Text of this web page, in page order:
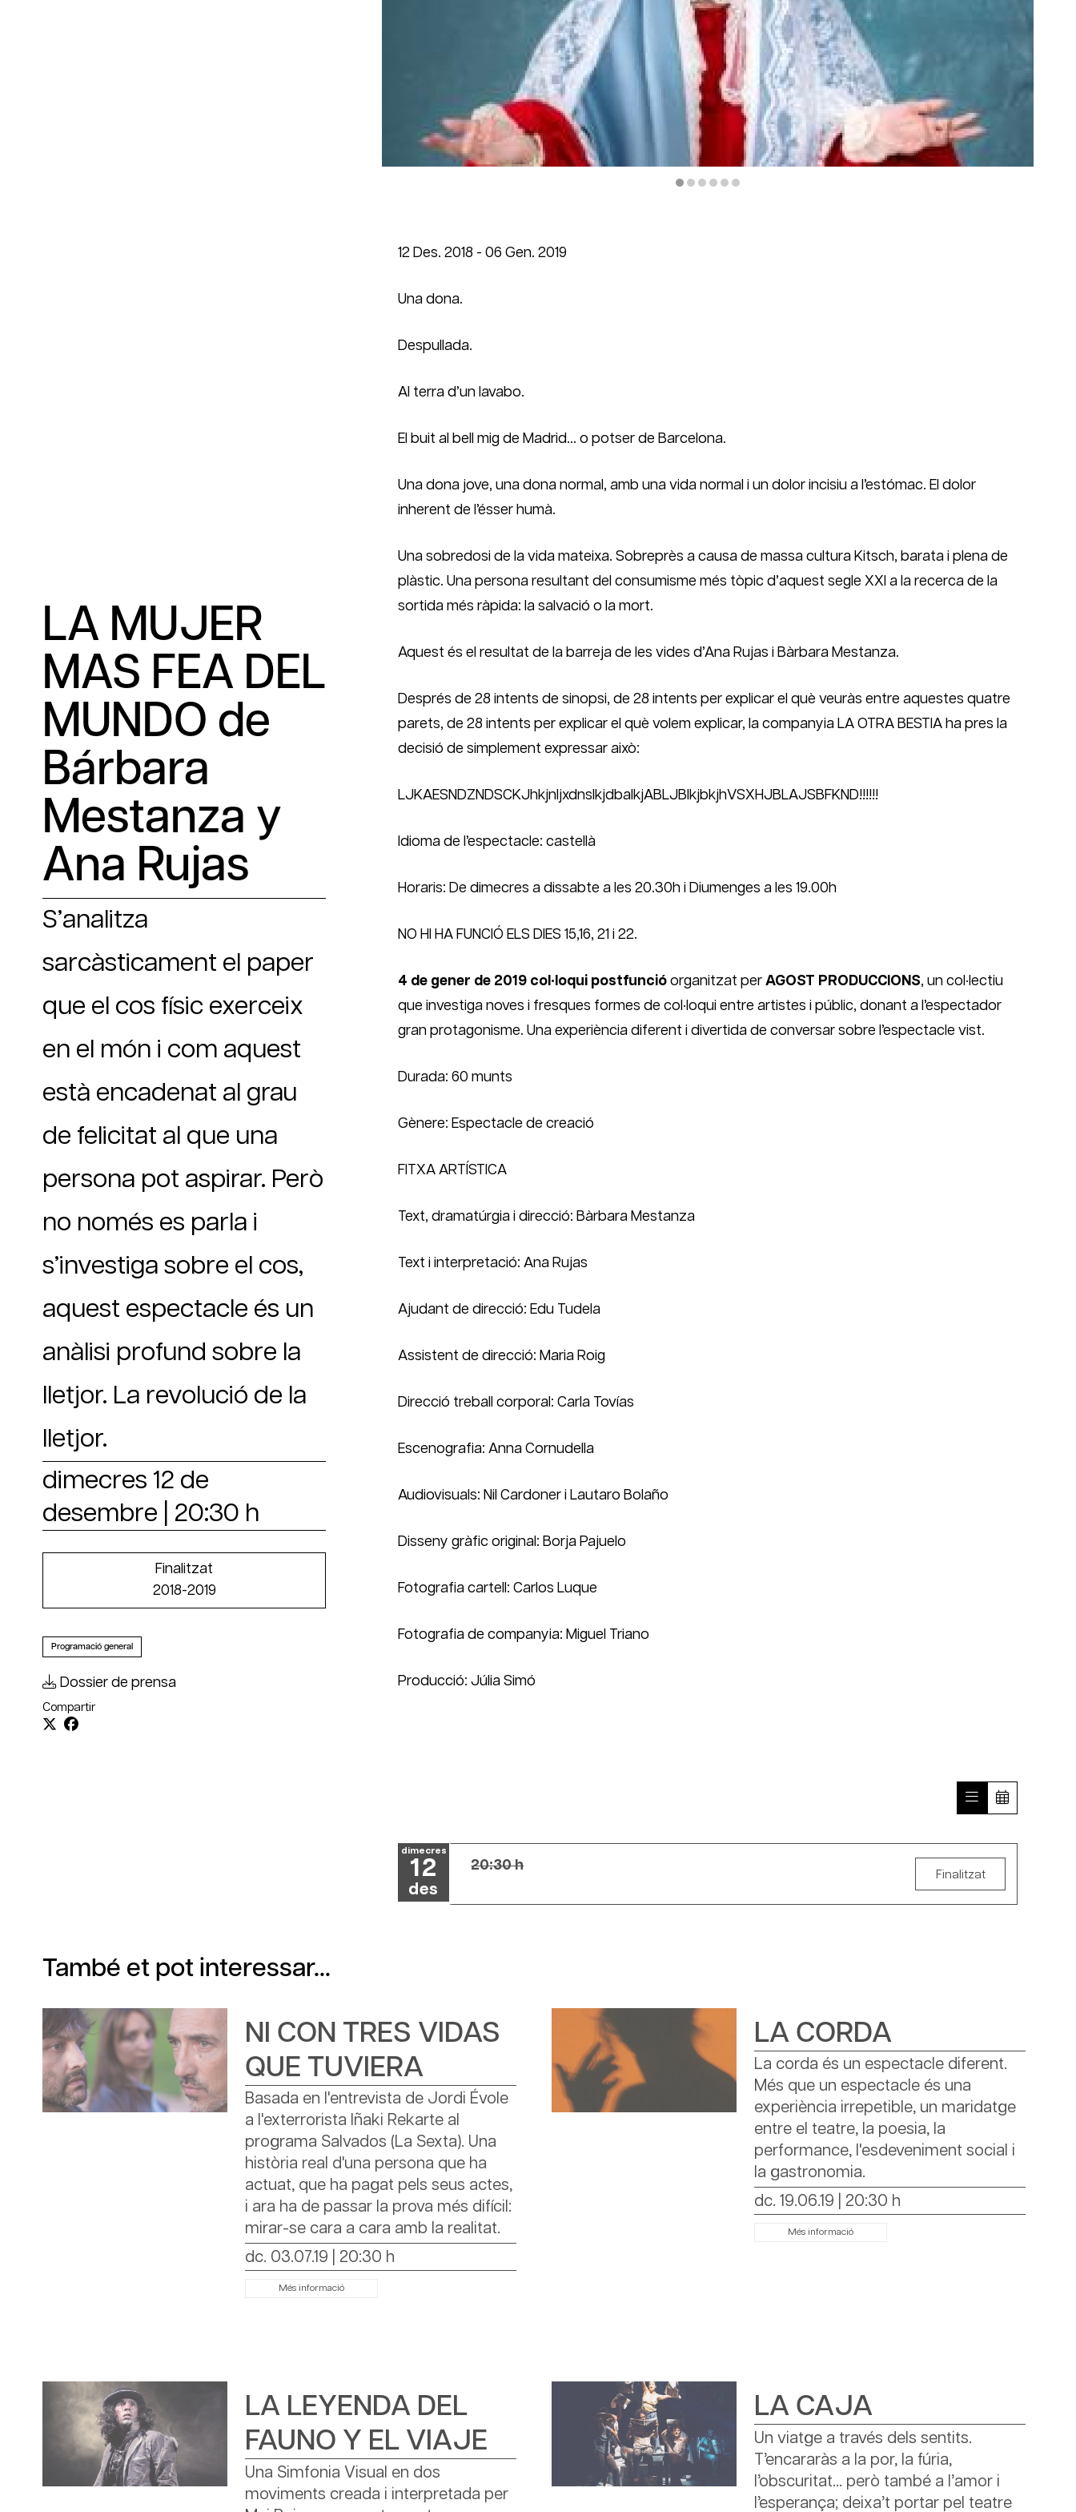
LA MUJER
MAS FEA DEL
MUNDO de
Bárbara
Mestanza y
Ana Rujas
S’analitza
sarcàsticament el paper
que el cos físic exerceix
en el món i com aquest
està encadenat al grau
de felicitat al que una
persona pot aspirar. Però
no només es parla i
s’investiga sobre el cos,
aquest espectacle és un
anàlisi profund sobre la
lletjor. La revolució de la
lletjor.
dimecres 12 de
desembre
20:30 h
Finalitzat
2018-2019
Programació general
Dossier de prensa
Compartir
12 Des. 2018 - 06 Gen. 2019
Una dona.
Despullada.
Al terra d’un lavabo.
El buit al bell mig de Madrid… o potser de Barcelona.
Una dona jove, una dona normal, amb una vida normal i un dolor incisiu a l’estómac. El dolor
inherent de l’ésser humà.
Una sobredosi de la vida mateixa. Sobreprès a causa de massa cultura Kitsch, barata i plena de
plàstic. Una persona resultant del consumisme més tòpic d’aquest segle XXI a la recerca de la
sortida més ràpida: la salvació o la mort.
Aquest és el resultat de la barreja de les vides d’Ana Rujas i Bàrbara Mestanza.
Després de 28 intents de sinopsi, de 28 intents per explicar el què veuràs entre aquestes quatre
parets, de 28 intents per explicar el què volem explicar, la companyia LA OTRA BESTIA ha pres la
decisió de simplement expressar això:
LJKAESNDZNDSCKJhkjnljxdnslkjdbalkjABLJBlkjbkjhVSXHJBLAJSBFKND!!!!!!
Idioma de l’espectacle: castellà
Horaris: De dimecres a dissabte a les 20.30h i Diumenges a les 19.00h
NO HI HA FUNCIÓ ELS DIES 15,16, 21 i 22.
4 de gener de 2019 col·loqui postfuncióorganitzat per AGOST PRODUCCIONS, un col·lectiu
que investiga noves i fresques formes de col·loqui entre artistes i públic, donant a l’espectador
gran protagonisme. Una experiència diferent i divertida de conversar sobre l’espectacle vist.
Durada: 60 munts
Gènere: Espectacle de creació
FITXA ARTÍSTICA
Text, dramatúrgia i direcció: Bàrbara Mestanza
Text i interpretació: Ana Rujas
Ajudant de direcció: Edu Tudela
Assistent de direcció: Maria Roig
Direcció treball corporal: Carla Tovías
Escenografia: Anna Cornudella
Audiovisuals: Nil Cardoner i Lautaro Bolaño
Disseny gràfic original: Borja Pajuelo
Fotografia cartell: Carlos Luque
Fotografia de companyia: Miguel Triano
Producció: Júlia Simó
dimecres
12
des
20:30 h
Finalitzat
També et pot interessar...
NI CON TRES VIDAS
QUE TUVIERA
Basada en l'entrevista de Jordi Évole
a l'exterrorista Iñaki Rekarte al
programa Salvados (La Sexta). Una
història real d'una persona que ha
actuat, que ha pagat pels seus actes,
i ara ha de passar la prova més difícil:
mirar-se cara a cara amb la realitat.
dc. 03.07.19
20:30 h
Més informació
LA CORDA
La corda és un espectacle diferent.
Més que un espectacle és una
experiència irrepetible, un maridatge
entre el teatre, la poesia, la
performance, l'esdeveniment social i
la gastronomia.
dc. 19.06.19
20:30 h
Més informació
LA LEYENDA DEL
FAUNO Y EL VIAJE
Una Simfonia Visual en dos
moviments creada i interpretada per
LA CAJA
Un viatge a través dels sentits.
T’encararàs a la por, la fúria,
l’obscuritat... però també a l’amor i
l’esperança; deixa’t portar pel teatre